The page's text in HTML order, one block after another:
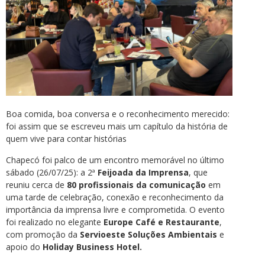
Boa comida, boa conversa e o reconhecimento merecido:
foi assim que se escreveu mais um capítulo da história de
quem vive para contar histórias
Chapecó foi palco de um encontro memorável no último
sábado (26/07/25): a 2ª Feijoada da Imprensa, que
reuniu cerca de 80 profissionais da comunicação em
uma tarde de celebração, conexão e reconhecimento da
importância da imprensa livre e comprometida. O evento
foi realizado no elegante Europe Café e Restaurante,
com promoção da Servioeste Soluções Ambientais e
apoio do Holiday Business Hotel.